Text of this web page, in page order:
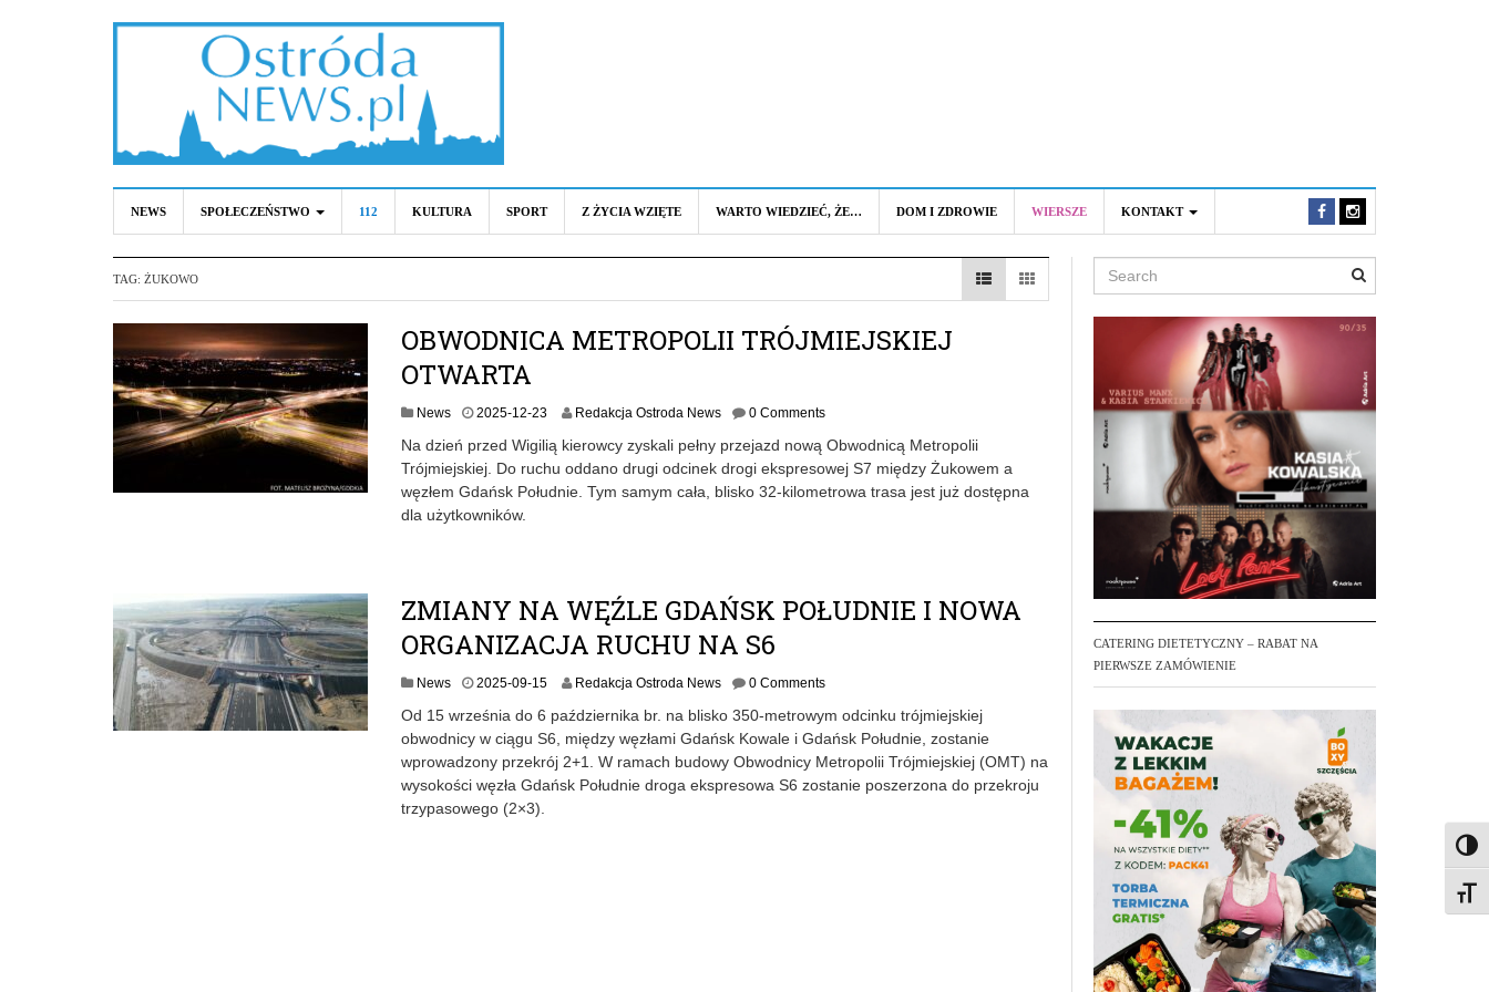
NEWS SPOŁECZEŃSTWO 112 KULTURA SPORT Z ŻYCIA WZIĘTE WARTO WIEDZIEĆ, ŻE… DOM I ZDROWIE WIERSZE KONTAKT
TAG: ŻUKOWO
OBWODNICA METROPOLII TRÓJMIEJSKIEJ
OTWARTA
News 2025-12-23 Redakcja Ostroda News 0 Comments
Na dzień przed Wigilią kierowcy zyskali pełny przejazd nową Obwodnicą Metropolii
Trójmiejskiej. Do ruchu oddano drugi odcinek drogi ekspresowej S7 między Żukowem a
węzłem Gdańsk Południe. Tym samym cała, blisko 32-kilometrowa trasa jest już dostępna
dla użytkowników.
ZMIANY NA WĘŹLE GDAŃSK POŁUDNIE I NOWA
ORGANIZACJA RUCHU NA S6
News 2025-09-152
2
5
-
0
Redakcja Ostroda News 0 Comments
Od 15 września do 6 października br. na blisko 350-metrowym odcinku trójmiejskiej
obwodnicy w ciągu S6, między węzłami Gdańsk Kowale i Gdańsk Południe, zostanie
wprowadzony przekrój 2+1. W ramach budowy Obwodnicy Metropolii Trójmiejskiej (OMT) na
wysokości węzła Gdańsk Południe droga ekspresowa S6 zostanie poszerzona do przekroju
trzypasowego (2×3).
Search
CATERING DIETETYCZNY – RABAT NA
PIERWSZE ZAMÓWIENIE